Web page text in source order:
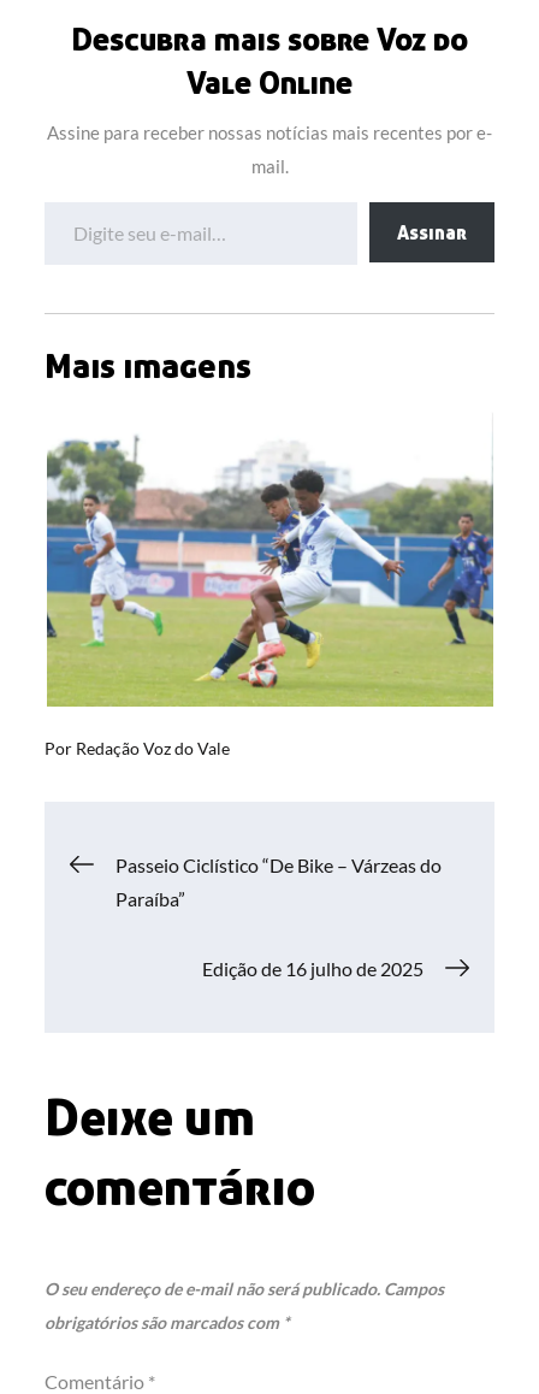
Descubra mais sobre Voz do
Vale Online
Assine para receber nossas notícias mais recentes por e-
mail.
Assinar
Mais imagens
Por Redação Voz do Vale
Navegação
Passeio Ciclístico “De Bike – Várzeas do
Paraíba”
Edição de 16 julho de 2025
Deixe um
comentário
O seu endereço de e-mail não será publicado. Campos
obrigatórios são marcados com *
Comentário *